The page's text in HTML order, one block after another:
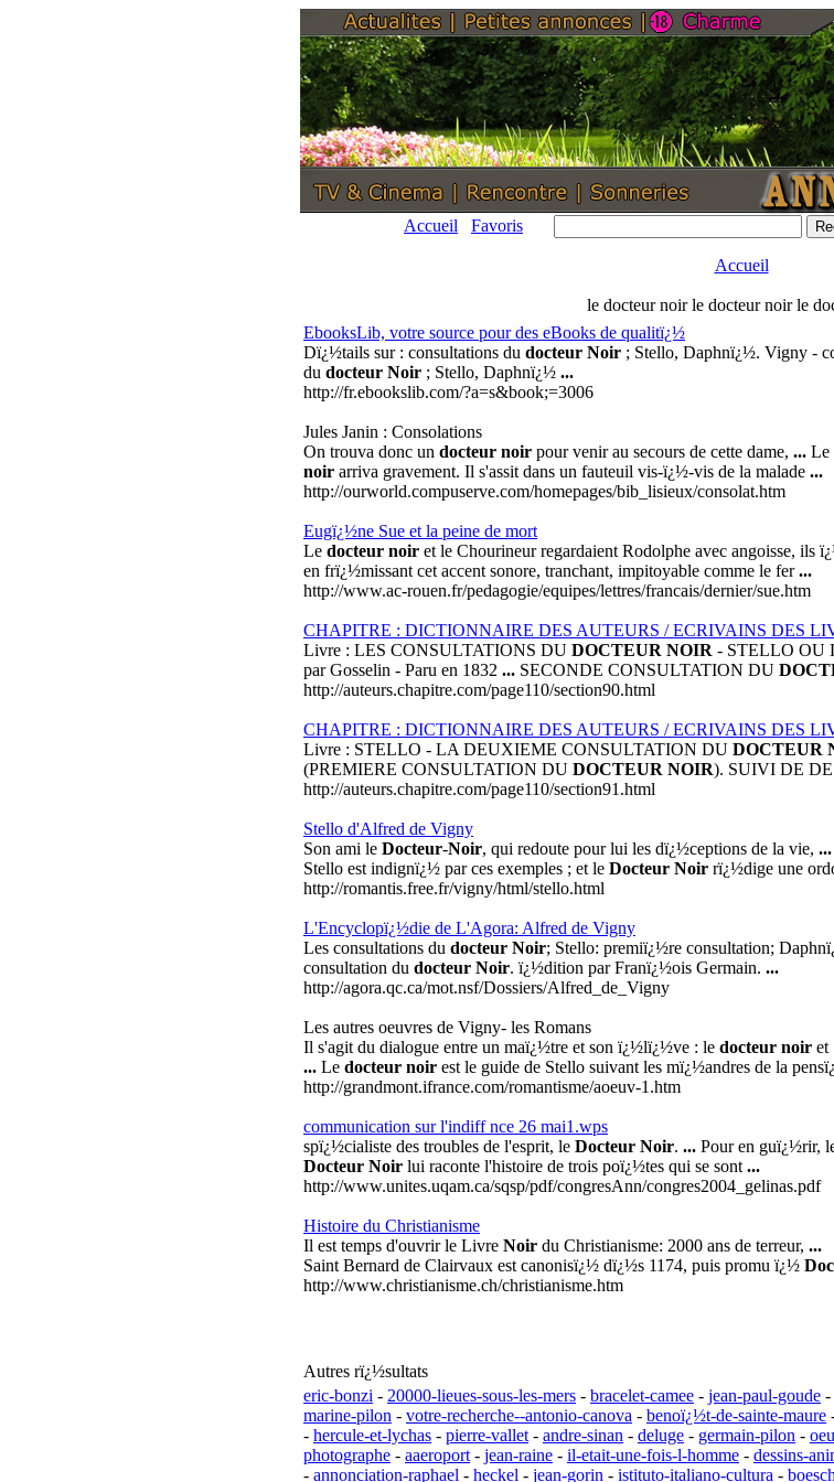
Accueil Favoris
Accueil
le docteur noir le docteur noir le
EbooksLib, votre source pour des eBooks de qualitï¿½
Dï¿½tails sur : consultations du docteur Noir ; Stello, Daphnï¿½. Vigny -
du docteur Noir ; Stello, Daphnï¿½ ...
http://fr.ebookslib.com/?a=s&book;=3006
Jules Janin : Consolations
On trouva donc un docteur noir pour venir au secours de cette dame, ... Le
noir arriva gravement. Il s'assit dans un fauteuil vis-ï¿½-vis de la malade ...
http://ourworld.compuserve.com/homepages/bib_lisieux/consolat.htm
Eugï¿½ne Sue et la peine de mort
Le docteur noir et le Chourineur regardaient Rodolphe avec angoisse, ils
en frï¿½missant cet accent sonore, tranchant, impitoyable comme le fer...
http://www.ac-rouen.fr/pedagogie/equipes/lettres/francais/dernier/sue.htm
CHAPITRE : DICTIONNAIRE DES AUTEURS / ECRIVAINS DES
Livre : LES CONSULTATIONS DU DOCTEUR NOIR - STELLO OU
par Gosselin - Paru en 1832 ... SECONDE CONSULTATION DU
http://auteurs.chapitre.com/page110/section90.html
CHAPITRE : DICTIONNAIRE DES AUTEURS / ECRIVAINS DES
Livre : STELLO - LA DEUXIEME CONSULTATION DU DOCTEUR
(PREMIERE CONSULTATION DU DOCTEUR NOIR). SUIVI DE
http://auteurs.chapitre.com/page110/section91.html
Stello d'Alfred de Vigny
Son ami le Docteur-Noir, qui redoute pour lui les dï¿½ceptions de la vie, ...
Stello est indignï¿½ par ces exemples ; et le Docteur Noir rï¿½dige une
http://romantis.free.fr/vigny/html/stello.html
L'Encyclopï¿½die de L'Agora: Alfred de Vigny
Les consultations du docteur Noir; Stello: premiï¿½re consultation;
consultation du docteur Noir. ï¿½dition par Franï¿½ois Germain. ...
http://agora.qc.ca/mot.nsf/Dossiers/Alfred_de_Vigny
Les autres oeuvres de Vigny- les Romans
Il s'agit du dialogue entre un maï¿½tre et son ï¿½lï¿½ve : le docteur noir et
... Le docteur noir est le guide de Stello suivant les mï¿½andres de la
http://grandmont.ifrance.com/romantisme/aoeuv-1.htm
communication sur l'indiff nce 26 mai1.wps
spï¿½cialiste des troubles de l'esprit, le Docteur Noir. ... Pour en guï¿½rir,
Docteur Noir lui raconte l'histoire de trois poï¿½tes qui se sont ...
http://www.unites.uqam.ca/sqsp/pdf/congresAnn/congres2004_gelinas.pdf
Histoire du Christianisme
Il est temps d'ouvrir le Livre Noir du Christianisme: 2000 ans de terreur, ...
Saint Bernard de Clairvaux est canonisï¿½ dï¿½s 1174, puis promu ï¿½
http://www.christianisme.ch/christianisme.htm
Autres rï¿½sultats
eric-bonzi - 20000-lieues-sous-les-mers - bracelet-camee - jean-paul-goude -
marine-pilon - votre-recherche--antonio-canova - benoï¿½t-de-sainte-maure
- hercule-et-lychas - pierre-vallet - andre-sinan - deluge - germain-pilon -
photographe - aaeroport - jean-raine - il-etait-une-fois-l-homme - dessins-
- annonciation-raphael - heckel - jean-gorin - istituto-italiano-cultura - boesch